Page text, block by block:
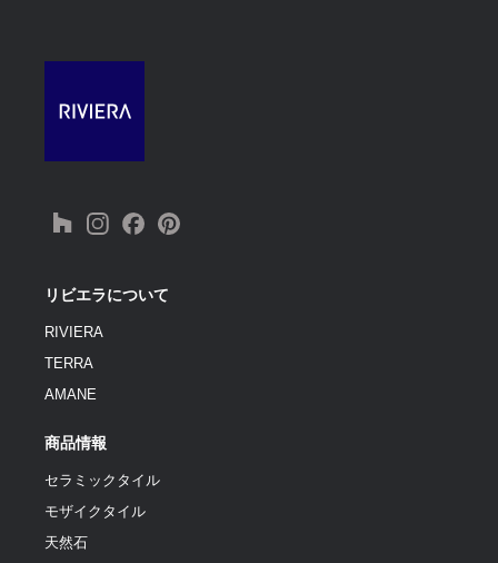
リビエラについて
RIVIERA
TERRA
AMANE
商品情報
セラミックタイル
モザイクタイル
天然石